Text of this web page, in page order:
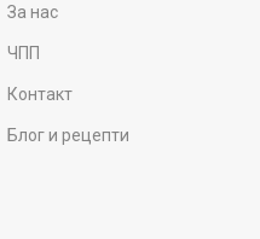
За нас
ЧПП
Контакт
Блог и рецепти